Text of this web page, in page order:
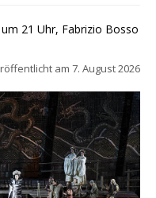
21 Uhr, Fabrizio Bosso
am 7. August 2026